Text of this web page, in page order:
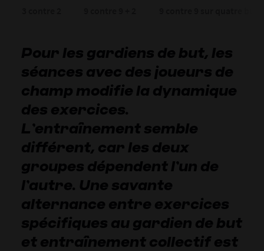
Pour les gardiens de but, les
séances avec des joueurs de
champ modifie la dynamique
des exercices.
L’entraînement semble
différent, car les deux
groupes dépendent l’un de
l’autre. Une savante
alternance entre exercices
spécifiques au gardien de but
et entraînement collectif est